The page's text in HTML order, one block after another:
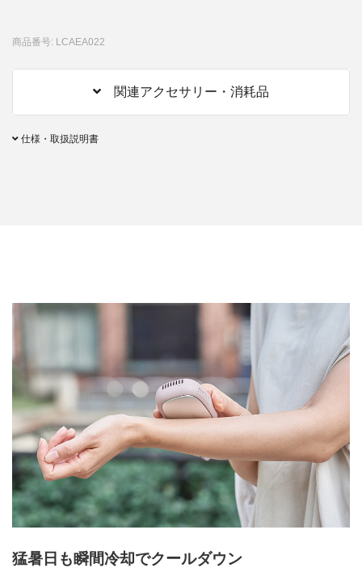
商品番号: LCAEA022
関連アクセサリー・消耗品
仕様・取扱説明書
猛暑日も瞬間冷却でクールダウン